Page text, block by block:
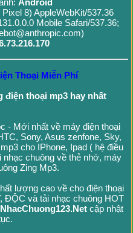
Android
8) AppleWebKit/537.36
Mobile Safari/537.36;
Thoại Miễn Phí
điện thoại mp3 hay nhất
- Mới nhất về máy điện thoại
Sony, Asus zenfone, Sky,
cho IPhone, Ipad ( hệ điều
chuông về thẻ nhớ, máy
Zing Mp3.
lượng cao về cho điện thoại
ĐỘC và tải nhạc chuông HOT
NhacChuong123.Netcập nhật